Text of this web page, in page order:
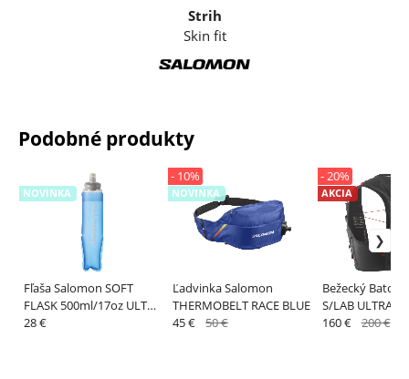
Strih
Skin fit
Podobné produkty
Fľaša Salomon SOFT
FLASK 500ml/17oz ULT
Clear Blue
NOVINKA
28 €
Ľadvinka Salomon
THERMOBELT RACE BLUE
NOVINKA
- 10%
45 € 50 €
Bežecký Batoh
S/LAB ULTRA 10
Black
AKCIA
- 20%
160 € 200 €